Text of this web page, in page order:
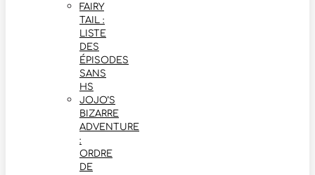
FAIRY
TAIL :
LISTE
DES
ÉPISODES
SANS
HS
JOJO’S
BIZARRE
ADVENTURE
:
ORDRE
DE